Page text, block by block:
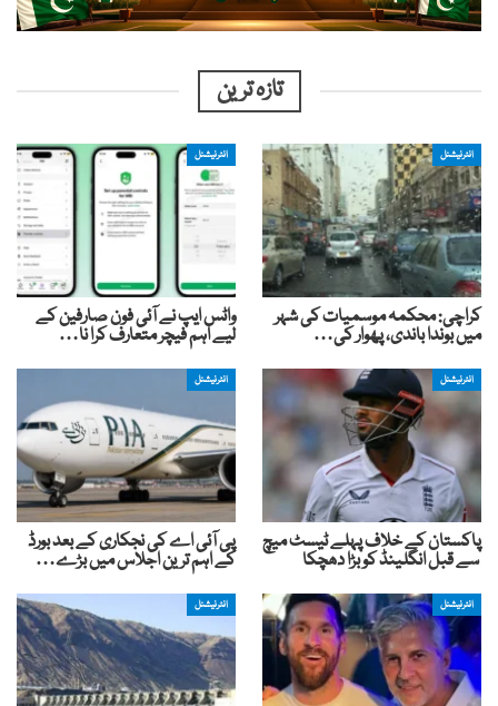
تازہ ترین
انٹرنیشنل
کراچی: محکمہ موسمیات کی شہر
میں بوندا باندی، پھوار کی…
انٹرنیشنل
واٹس ایپ نے آئی فون صارفین کے
لیے اہم فیچر متعارف کرا نا…
انٹرنیشنل
پاکستان کے خلاف پہلے ٹیسٹ میچ
سے قبل انگلینڈ کو بڑا دھچکا
انٹرنیشنل
پی آئی اے کی نجکاری کے بعد بورڈ
کے اہم ترین اجلاس میں بڑے…
انٹرنیشنل انٹرنیشنل